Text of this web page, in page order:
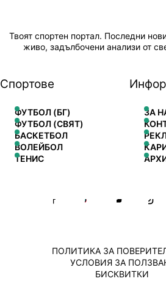
Твоят спортен портал. Последни
живо, задълбочени анализи от
Спортове
ФУТБОЛ (БГ)
ФУТБОЛ (СВЯТ)
БАСКЕТБОЛ
ВОЛЕЙБОЛ
ТЕНИС
ЗА
ПОЛИТИКА ЗА
УСЛОВИЯ ЗА
БИСКВИТКИ